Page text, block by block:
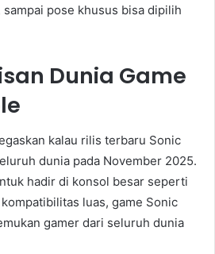
pose khusus bisa dipilih
Dunia Game
kalau rilis terbaru Sonic
dunia pada November 2025.
hadir di konsol besar seperti
luas, game Sonic
gamer dari seluruh dunia